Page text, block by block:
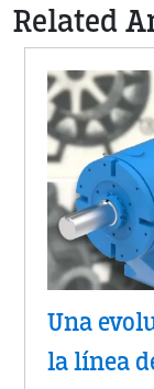
Related
Una
la línea